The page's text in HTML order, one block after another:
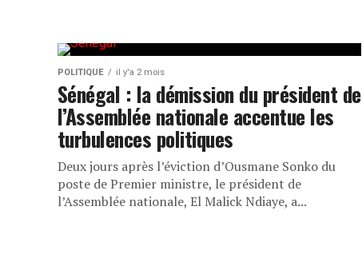
POLITIQUE il y'a 2 mois
Sénégal : la démission du président de
l’Assemblée nationale accentue les
turbulences politiques
Deux jours après l’éviction d’Ousmane Sonko du
poste de Premier ministre, le président de
l’Assemblée nationale, El Malick Ndiaye, a...